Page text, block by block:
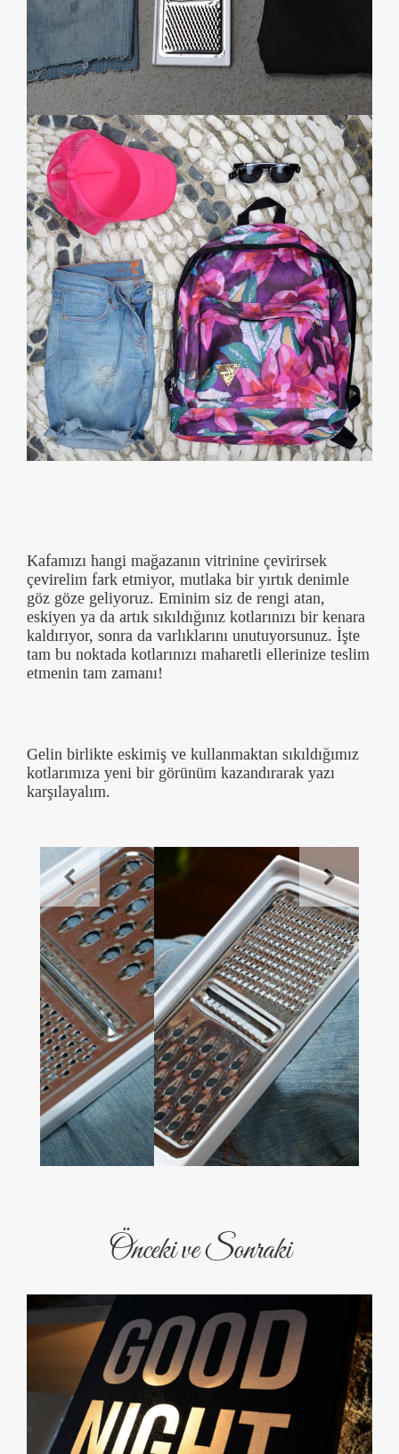
Kafamızı hangi mağazanın vitrinine çevirirsek
çevirelim fark etmiyor, mutlaka bir yırtık denimle
göz göze geliyoruz. Eminim siz de rengi atan,
eskiyen ya da artık sıkıldığınız kotlarınızı bir kenara
kaldırıyor, sonra da varlıklarını unutuyorsunuz. İşte
tam bu noktada kotlarınızı maharetli ellerinize teslim
etmenin tam zamanı!
Gelin birlikte eskimiş ve kullanmaktan sıkıldığımız
kotlarımıza yeni bir görünüm kazandırarak yazı
karşılayalım.
Önceki ve Sonraki